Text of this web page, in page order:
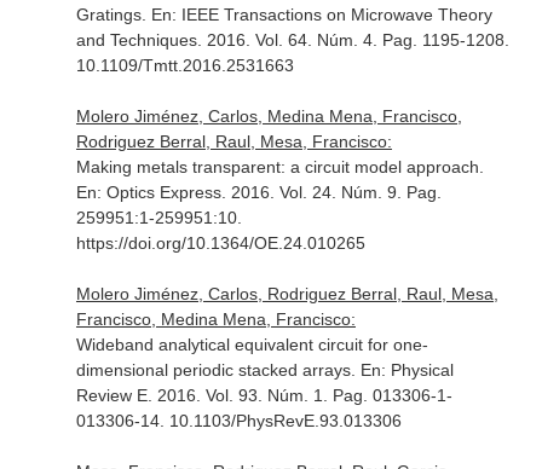
Gratings. En: IEEE Transactions on Microwave Theory
and Techniques. 2016. Vol. 64. Núm. 4. Pag. 1195-1208.
10.1109/Tmtt.2016.2531663
Molero Jiménez, Carlos, Medina Mena, Francisco,
Rodriguez Berral, Raul, Mesa, Francisco:
Making metals transparent: a circuit model approach.
En: Optics Express. 2016. Vol. 24. Núm. 9. Pag.
259951:1-259951:10.
https://doi.org/10.1364/OE.24.010265
Molero Jiménez, Carlos, Rodriguez Berral, Raul, Mesa,
Francisco, Medina Mena, Francisco:
Wideband analytical equivalent circuit for one-
dimensional periodic stacked arrays. En: Physical
Review E. 2016. Vol. 93. Núm. 1. Pag. 013306-1-
013306-14. 10.1103/PhysRevE.93.013306